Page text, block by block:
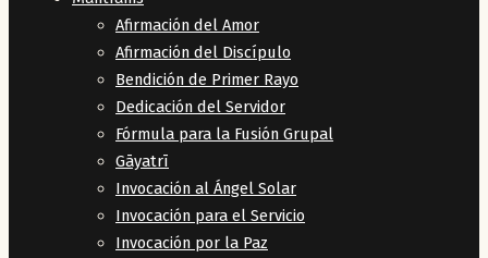
Afirmación del Amor
Afirmación del Discípulo
Bendición de Primer Rayo
Dedicación del Servidor
Fórmula para la Fusión Grupal
Gāyatrī
Invocación al Ángel Solar
Invocación para el Servicio
Invocación por la Paz